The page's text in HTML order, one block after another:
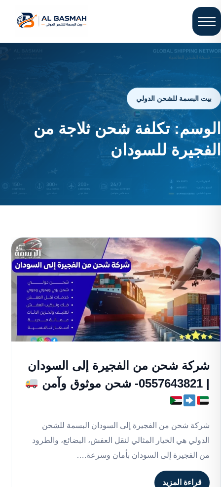
بيت البسمة للشحن الدولي
الوسم:تكلفة شحن ثلاجة من
الفجيرة للسودان
شركة شحن من الفجيرة إلى السودان
| 0557643821- شحن موثوق وآمن
شركة شحن من الفجيرة إلى السودان البسمة للشحن
الدولي هي الخيار المثالي لنقل العفش، البضائع، والطرود
من الفجيرة إلى السودان بأمان وسرعة.…
قراءة المزيد